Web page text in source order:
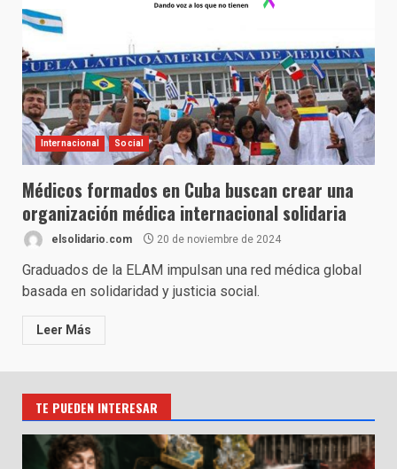
Internacional Social
Médicos formados en Cuba buscan crear una
organización médica internacional solidaria
elsolidario.com 20 de noviembre de 2024
Graduados de la ELAM impulsan una red médica global
basada en solidaridad y justicia social.
Leer Más
TE PUEDEN INTERESAR